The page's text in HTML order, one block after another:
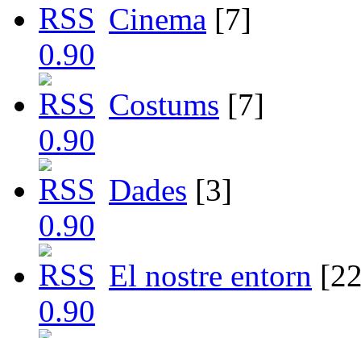
Cinema [7]
Costums [7]
Dades [3]
El nostre entorn